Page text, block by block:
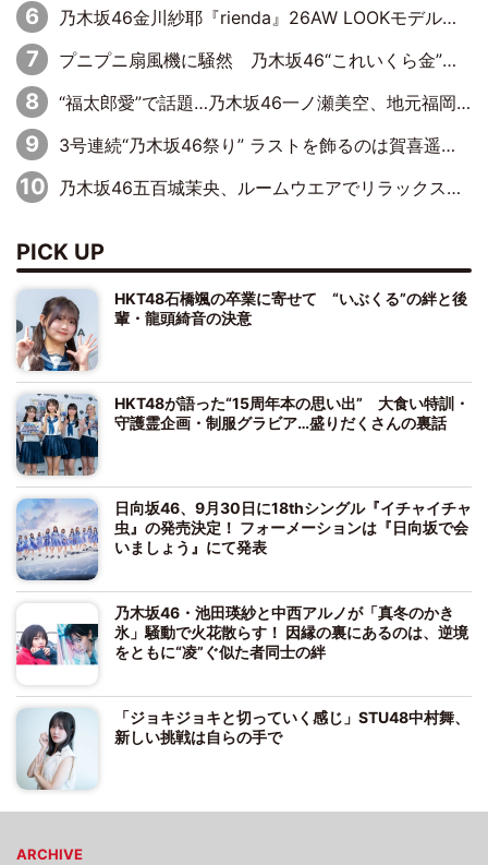
乃木坂46金川紗耶『rienda』26AW LOOKモデルに就任
プニプニ扇風機に騒然 乃木坂46“これいくら金”延長中は今回もわちゃわちゃ全開
“福太郎愛”で話題…乃木坂46一ノ瀬美空、地元福岡『めんべい25周年トップサポーター』に就任
3号連続“乃木坂46祭り” ラストを飾るのは賀喜遥香…5年ぶりの登場に「5年分大人になった私を見ていただけたら」
乃木坂46五百城茉央、ルームウエアでリラックス「今回のグラビアを見て成長を感じていただけるとうれしい」
PICK UP
HKT48石橋颯の卒業に寄せて “いぶくる”の絆と後
輩・龍頭綺音の決意
HKT48が語った“15周年本の思い出” 大食い特訓・
守護霊企画・制服グラビア…盛りだくさんの裏話
日向坂46、9月30日に18thシングル『イチャイチャ
虫』の発売決定！ フォーメーションは『日向坂で会
いましょう』にて発表
乃木坂46・池田瑛紗と中西アルノが「真冬のかき
氷」騒動で火花散らす！ 因縁の裏にあるのは、逆境
をともに“凌”ぐ似た者同士の絆
「ジョキジョキと切っていく感じ」STU48中村舞、
新しい挑戦は自らの手で
ARCHIVE